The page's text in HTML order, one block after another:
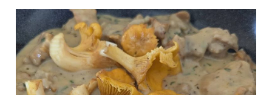
von
Berlin
bis
Hamburg